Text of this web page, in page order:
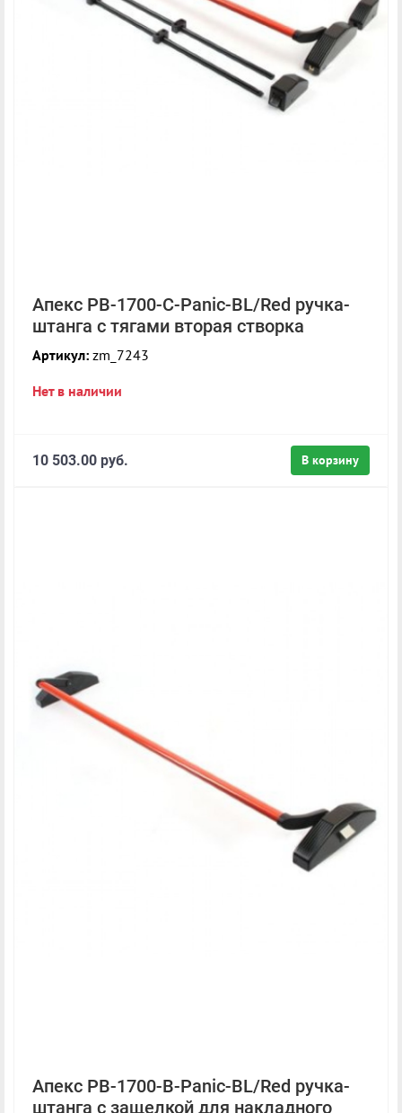
Апекс PB-1700-С-Panic-BL/Red ручка-
штанга с тягами вторая створка
Артикул: zm_7243
Нет в наличии
В корзину
10 503.00 руб.
Апекс PB-1700-B-Panic-BL/Red ручка-
штанга с защелкой для накладного